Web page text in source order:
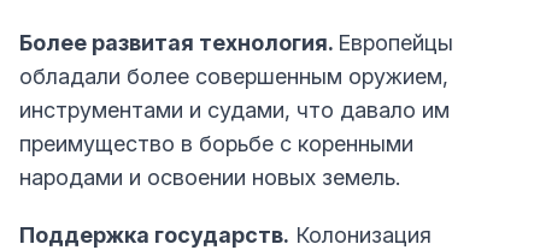
Более развитая технология. Европейцы
обладали более совершенным оружием,
инструментами и судами, что давало им
преимущество в борьбе с коренными
народами и освоении новых земель.
Поддержка государств. Колонизация